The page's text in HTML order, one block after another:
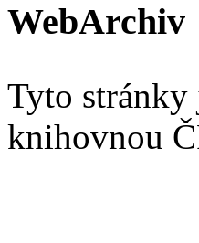
WebArchiv
Tyto
knihovnou